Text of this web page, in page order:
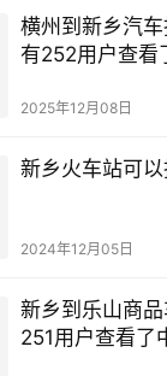
横州到新乡汽
有252用户查看
2025年12月08日
新乡火车站可
2024年12月05日
新乡到乐山商
251用户查看了